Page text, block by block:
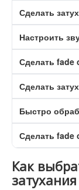
Сделать
Настроить
Сделать fade
Сделать
Быстро
Сделать fade
Как
затухания